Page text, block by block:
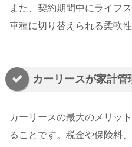
また、契約期間中にライフ
車種に切り替えられる柔軟性
カーリースが家計管
カーリースの最大のメリッ
ることです。税金や保険料